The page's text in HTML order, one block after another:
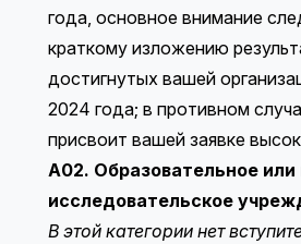
года, основное внимание
краткому изложению
достигнутых вашей
2024 года; в противном
присвоит вашей заявке
A02. Образовательное или
исследовательское
В этой категории нет